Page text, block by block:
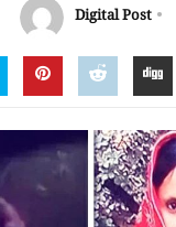
Digital Post